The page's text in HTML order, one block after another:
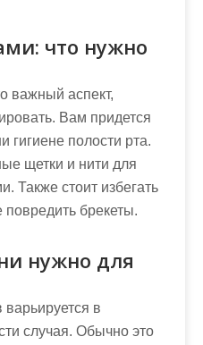
что нужно
важный аспект,
Вам придется
гигиене полости рта.
щетки и нити для
Также стоит избегать
брекеты.
нужно для
в
случая. Обычно это